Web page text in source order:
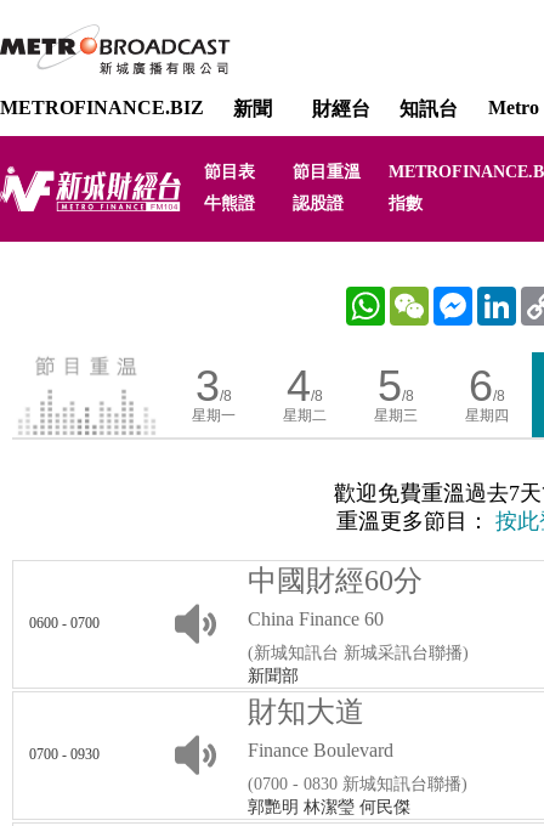
METROFINANCE.BIZ 新聞 財經台 知訊台 Metro
節目表 節目重溫
牛熊證
認股證 指數
WhatsAppWeChat Messenger
3/8
星期一
4/8
星期二
5/8
星期三
6/8
星期四
歡迎免費重溫過去7
重溫更多節目： 按此
0600 - 0700
中國財經60分
China Finance 60
(新城知訊台 新城采訊台聯播)
新聞部
0700 - 0930
財知大道
Finance Boulevard
(0700 - 0830 新城知訊台聯播)
郭艷明 林潔瑩 何民傑